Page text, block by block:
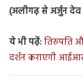
(अलीगढ़ से अर्जुन देव
ये भी पढ़ें:तिरुपति
दर्शन कराएगी